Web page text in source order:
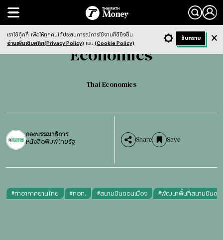
Search
Economics Thai Economics
Economics
Thai Economics
กองบรรณาธิการ
หนังสือพิมพ์ไทยรัฐ Share Save
#ท่าอากาศยานไทย #ทอท. #สนามบินดอนเมือง #พัฒนาพื้นที่สนามบินดอ
- ก + ก Dark ฟังข่าว
เราใช้คุ้กกี้ เพื่อให้ทุกคนได้ประสบการณ์การใช้งานที่ดียิ่งขึ้น
อ่านเพิ่มเติมคลิก(Privacy Policy) และ (Cookie Policy)
รับทราบ